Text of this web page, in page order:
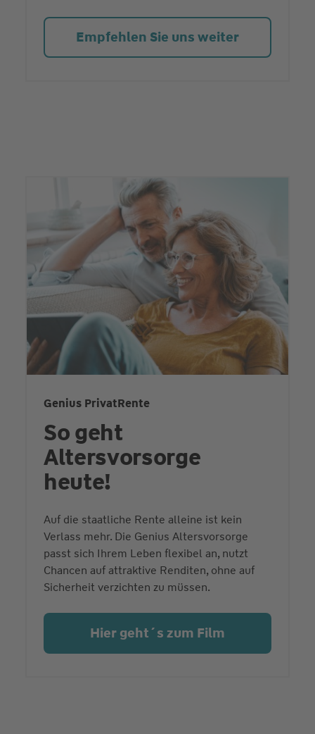
Empfehlen Sie uns weiter
Genius PrivatRente
So geht
Altersvorsorge
heute!
Auf die staatliche Rente alleine ist kein
Verlass mehr. Die Genius Altersvorsorge
passt sich Ihrem Leben flexibel an, nutzt
Chancen auf attraktive Renditen, ohne auf
Sicherheit verzichten zu müssen.
Hier geht´s zum Film